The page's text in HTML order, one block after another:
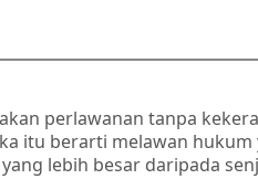
perlawanan tanpa
itu berarti melawan
lebih besar daripada